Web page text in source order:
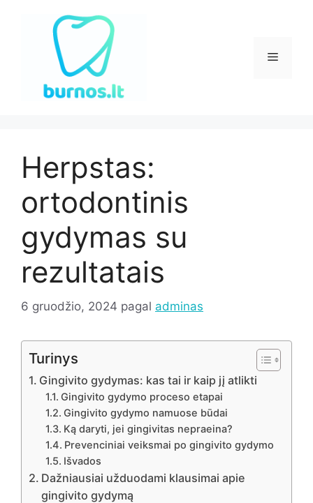
Meniu
Herpstas:
ortodontinis
gydymas su
rezultatais
6 gruodžio, 2024 pagal adminas
Turinys
Gingivito gydymas: kas tai ir kaip jį atlikti
Gingivito gydymo proceso etapai
Gingivito gydymo namuose būdai
Ką daryti, jei gingivitas nepraeina?
Prevenciniai veiksmai po gingivito gydymo
Išvados
Dažniausiai užduodami klausimai apie
gingivito gydymą